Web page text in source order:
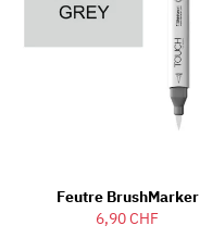
Feutre BrushMarker
6,90 CHF